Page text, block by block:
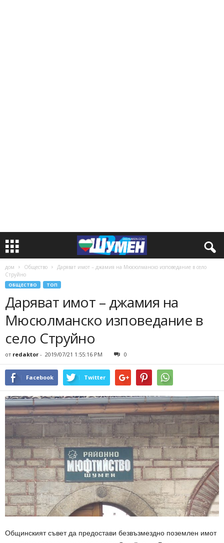
дом Общество
Даряват имот – джамия на Мюсюлманско изповедание в село
Струйно
ОБЩЕСТВО ТОП
Даряват имот – джамия на
Мюсюлманско изповедание в
село Струйно
от redaktor - 2019/07/21 1:55:16 PM 0
Facebook Twitter
Общинският съвет да предостави безвъзмездно поземлен имот